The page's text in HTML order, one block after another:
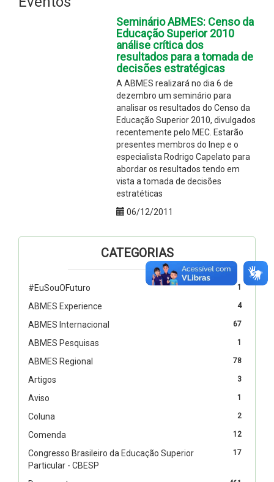
Seminário ABMES: Censo da
Educação Superior 2010 
análise crítica dos
resultados para a tomada de
decisões estratégicas
A ABMES realizará no dia 6 de
dezembro um seminário para
analisar os resultados do Censo da
Educação Superior 2010, divulgados
recentemente pelo MEC. Estarão
presentes membros do Inep e o
especialista Rodrigo Capelato para
abordar os resultados tendo em
vista a tomada de decisões
estratéticas
06/12/2011
CATEGORIAS
1
#EuSouOFuturo
4
ABMES Experience
67
ABMES Internacional
1
ABMES Pesquisas
78
ABMES Regional
3
Artigos
1
Aviso
2
Coluna
12
Comenda
17
Congresso Brasileiro da Educação Superior
Particular - CBESP